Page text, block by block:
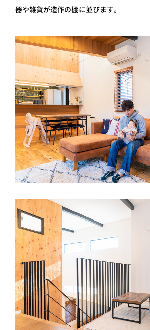
器や雑貨が造作の棚に並びます。